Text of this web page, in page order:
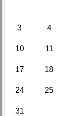
3 4
10 11
17 18
24 25
31